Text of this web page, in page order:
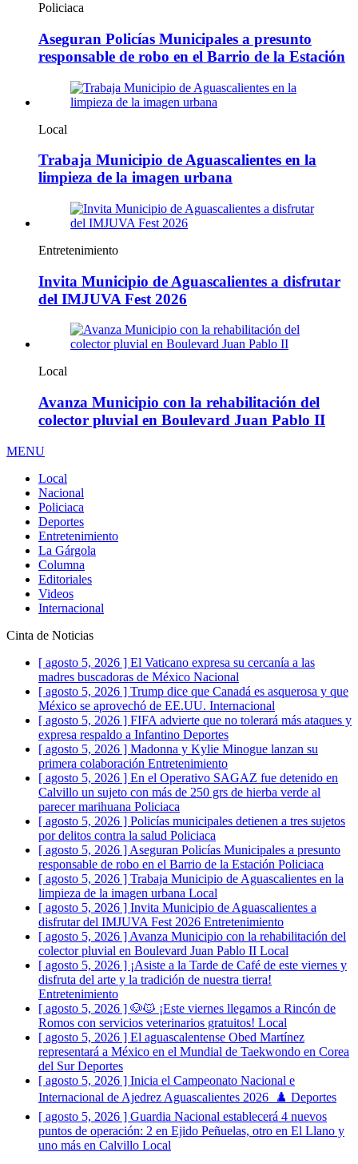
Policiaca
Aseguran Policías Municipales a presunto
responsable de robo en el Barrio de la Estación
Local
Trabaja Municipio de Aguascalientes en la
limpieza de la imagen urbana
Entretenimiento
Invita Municipio de Aguascalientes a disfrutar
del IMJUVA Fest 2026
Local
Avanza Municipio con la rehabilitación del
colector pluvial en Boulevard Juan Pablo II
MENU
Local
Nacional
Policiaca
Deportes
Entretenimiento
La Gárgola
Columna
Editoriales
Videos
Internacional
Cinta de Noticias
[ agosto 5, 2026 ] El Vaticano expresa su cercanía a las
madres buscadoras de México Nacional
[ agosto 5, 2026 ] Trump dice que Canadá es asquerosa y que
México se aprovechó de EE.UU. Internacional
[ agosto 5, 2026 ] FIFA advierte que no tolerará más ataques y
expresa respaldo a Infantino Deportes
[ agosto 5, 2026 ] Madonna y Kylie Minogue lanzan su
primera colaboración Entretenimiento
[ agosto 5, 2026 ] En el Operativo SAGAZ fue detenido en
Calvillo un sujeto con más de 250 grs de hierba verde al
parecer marihuana Policiaca
[ agosto 5, 2026 ] Policías municipales detienen a tres sujetos
por delitos contra la salud Policiaca
[ agosto 5, 2026 ] Aseguran Policías Municipales a presunto
responsable de robo en el Barrio de la Estación Policiaca
[ agosto 5, 2026 ] Trabaja Municipio de Aguascalientes en la
limpieza de la imagen urbana Local
[ agosto 5, 2026 ] Invita Municipio de Aguascalientes a
disfrutar del IMJUVA Fest 2026 Entretenimiento
[ agosto 5, 2026 ] Avanza Municipio con la rehabilitación del
colector pluvial en Boulevard Juan Pablo II Local
[ agosto 5, 2026 ] ¡Asiste a la Tarde de Café de este viernes y
disfruta del arte y la tradición de nuestra tierra!
Entretenimiento
[ agosto 5, 2026 ] 🐶🐱 ¡Este viernes llegamos a Rincón de
Romos con servicios veterinarios gratuitos! Local
[ agosto 5, 2026 ] El aguascalentense Obed Martínez
representará a México en el Mundial de Taekwondo en Corea
del SurDeportes
[ agosto 5, 2026 ] Inicia el Campeonato Nacional e
Internacional de Ajedrez Aguascalientes 2026 ♟️ Deportes
[ agosto 5, 2026 ] Guardia Nacional establecerá 4 nuevos
puntos de operación: 2 en Ejido Peñuelas, otro en El Llano y
uno más en Calvillo Local